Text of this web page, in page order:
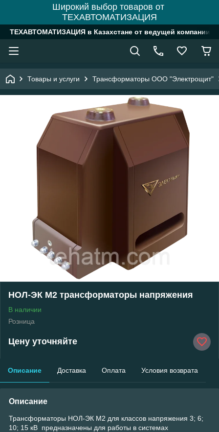
Широкий выбор товаров от
ТЕХАВТОМАТИЗАЦИЯ
ТЕХАВТОМАТИЗАЦИЯ в Казахстане от ведущей компании
Товары и услуги Трансформаторы ООО "Электрощит"
НОЛ-ЭК М2 трансформаторы напряжения
В наличии
Розница
Цену уточняйте
Описание Доставка Оплата Условия возврата
Описание
Трансформаторы НОЛ-ЭК М2 для классов напряжения 3; 6;
10; 15 кВ предназначены для работы в системах